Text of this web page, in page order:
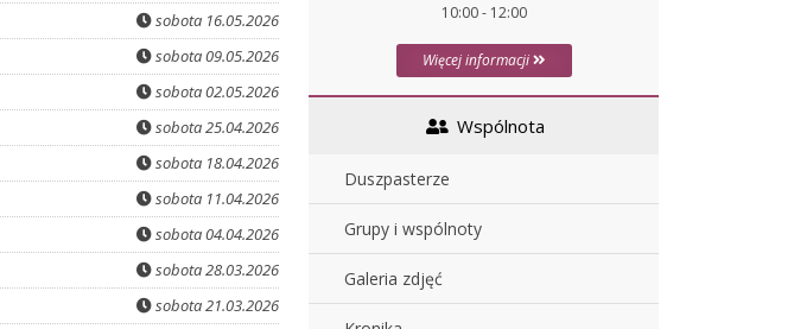
sobota 16.05.2026
sobota 09.05.2026
sobota 02.05.2026
sobota 25.04.2026
sobota 18.04.2026
sobota 11.04.2026
sobota 04.04.2026
sobota 28.03.2026
sobota 21.03.2026
10:00 - 12:00
Więcej informacji
Wspólnota
Duszpasterze
Grupy i wspólnoty
Galeria zdjęć